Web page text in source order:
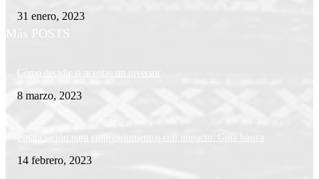
31 enero, 2023
Más POSTS
Cómo decidir si aceptas un inversor
8 marzo, 2023
Financiación para emprendimientos con impacto: Guía básica
14 febrero, 2023